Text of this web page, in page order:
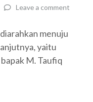
Leave a comment
menuju
yaitu
M. Taufiq